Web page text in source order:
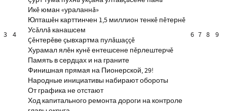
3 4
Икĕ юман «ураланнă»
Юлташĕн карттинчен 1,5 миллион тенкĕ пĕтернĕ
Усăллă канашсем
Çĕнтерĕве çывхартма пулăшаççĕ
Хурамал ялĕн кунĕ ентешсене пĕрлештерчĕ
Память в сердцах и на граните
Финишная прямая на Пионерской, 29!
Народные инициативы набирают обороты
От графика не отстают
Ход капитального ремонта дороги на контроле
6 7 8 9